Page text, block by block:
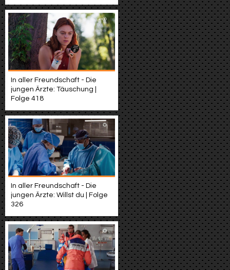
In aller Freundschaft - Die
jungen Ärzte: Täuschung |
Folge 418
In aller Freundschaft - Die
jungen Ärzte: Willst du | Folge
326